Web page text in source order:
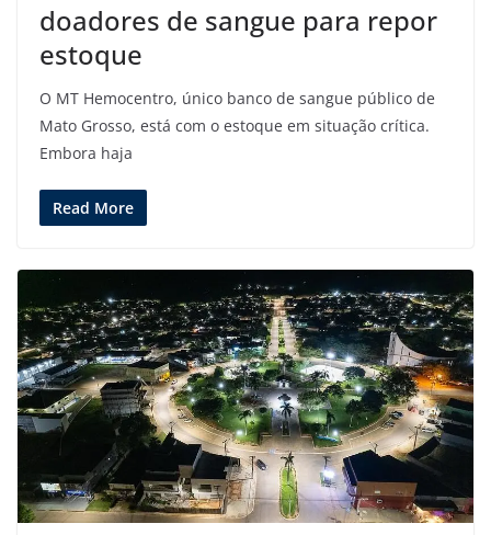
doadores de sangue para repor
estoque
O MT Hemocentro, único banco de sangue público de
Mato Grosso, está com o estoque em situação crítica.
Embora haja
Read More